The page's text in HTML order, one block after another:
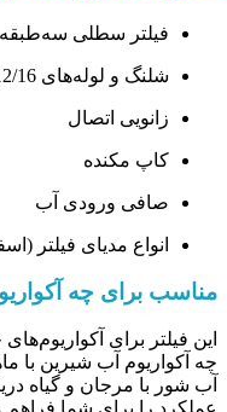
فیلتر سطلی سه‌طبقه
شلنگ و لوله‌های 12/16 میلی‌متری
زانویی اتصال
کاپ مکنده
صافی ورودی آب
انواع مدیای فیلتر
مناسب برای چه
این فیلتر برای
چه آکواریوم آب شیرین با
آب شور با مرجان و گیاه